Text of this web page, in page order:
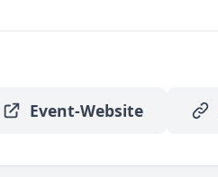
Event-Website